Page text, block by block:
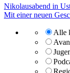
Nikolausabend in
Mit einer neuen
Alle